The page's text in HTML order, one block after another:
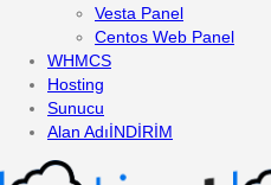
Vesta Panel
Centos Web Panel
WHMCS
Hosting
Sunucu
Alan AdıİNDİRİM